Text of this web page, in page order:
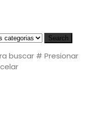
Search
buscar # Presionar